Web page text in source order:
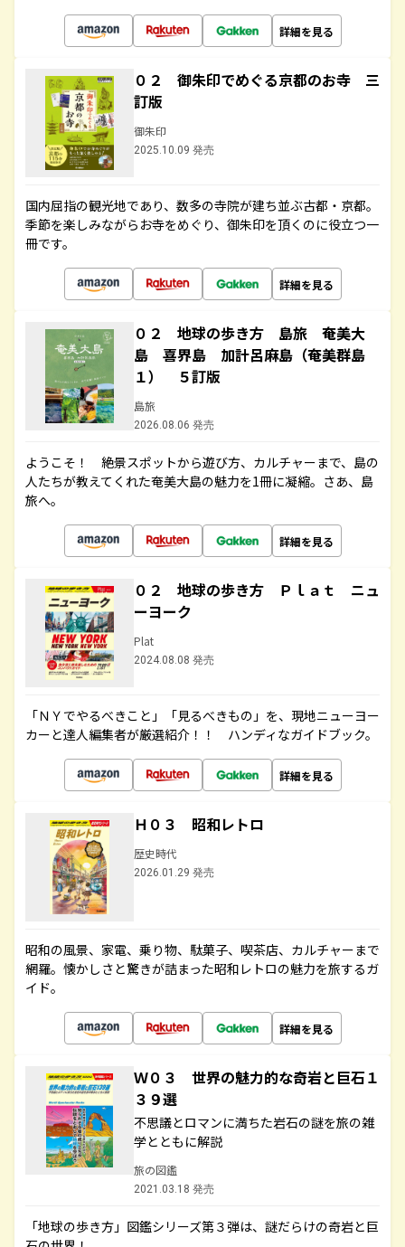
詳細を見る
０２ 御朱印でめぐる京都のお寺 三
訂版
御朱印
2025.10.09 発売
国内屈指の観光地であり、数多の寺院が建ち並ぶ古都・京都。
季節を楽しみながらお寺をめぐり、御朱印を頂くのに役立つ一
冊です。
詳細を見る
０２ 地球の歩き方 島旅 奄美大
島 喜界島 加計呂麻島（奄美群島
１） ５訂版
島旅
2026.08.06 発売
ようこそ！ 絶景スポットから遊び方、カルチャーまで、島の
人たちが教えてくれた奄美大島の魅力を1冊に凝縮。さあ、島
旅へ。
詳細を見る
０２ 地球の歩き方 Ｐｌａｔ ニュ
ーヨーク
Plat
2024.08.08 発売
「ＮＹでやるべきこと」「見るべきもの」を、現地ニューヨー
カーと達人編集者が厳選紹介！！ ハンディなガイドブック。
詳細を見る
Ｈ０３ 昭和レトロ
歴史時代
2026.01.29 発売
昭和の風景、家電、乗り物、駄菓子、喫茶店、カルチャーまで
網羅。懐かしさと驚きが詰まった昭和レトロの魅力を旅するガ
イド。
詳細を見る
Ｗ０３ 世界の魅力的な奇岩と巨石１
３９選
不思議とロマンに満ちた岩石の謎を旅の雑
学とともに解説
旅の図鑑
2021.03.18 発売
「地球の歩き方」図鑑シリーズ第３弾は、謎だらけの奇岩と巨